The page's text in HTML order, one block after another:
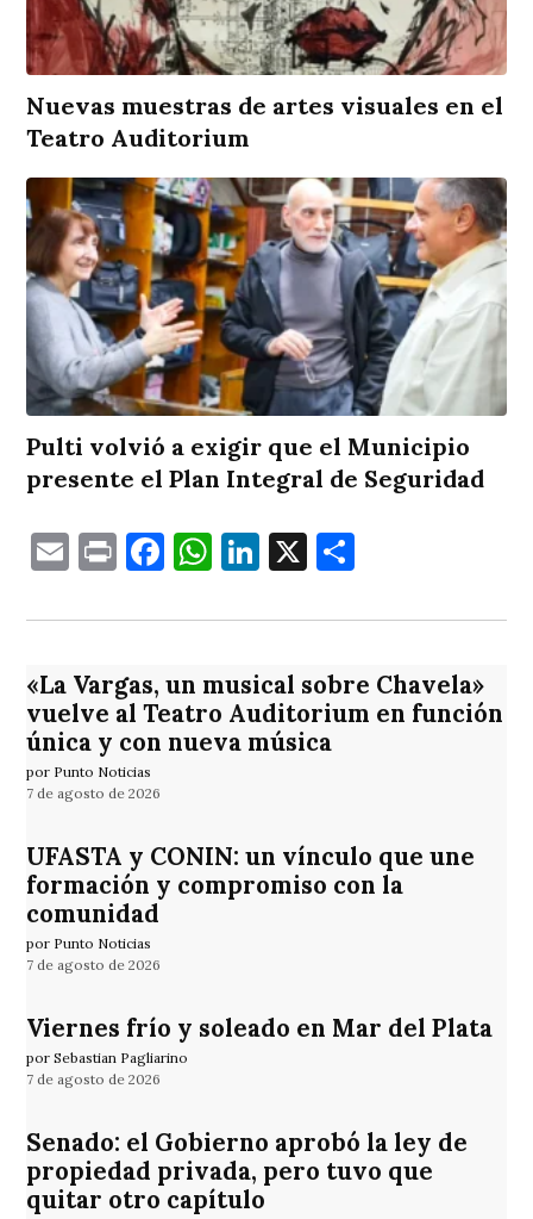
Nuevas muestras de artes visuales en el
Teatro Auditorium
Pulti volvió a exigir que el Municipio
presente el Plan Integral de Seguridad
EmailPrintFacebook
WhatsApp
LinkedIn
X
«La Vargas, un musical sobre Chavela»
vuelve al Teatro Auditorium en función
única y con nueva música
por Punto Noticias
7 de agosto de 2026
UFASTA y CONIN: un vínculo que une
formación y compromiso con la
comunidad
por Punto Noticias
7 de agosto de 2026
Viernes frío y soleado en Mar del Plata
por Sebastian Pagliarino
7 de agosto de 2026
Senado: el Gobierno aprobó la ley de
propiedad privada, pero tuvo que
quitar otro capítulo